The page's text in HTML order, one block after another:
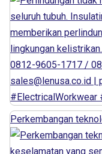
Perkembangan